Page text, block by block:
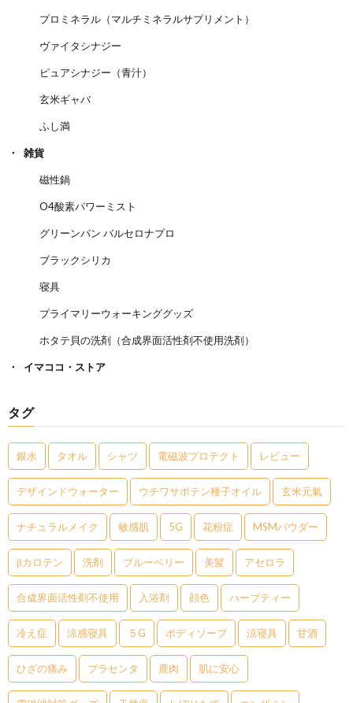
プロミネラル（マルチミネラルサプリメント）
ヴァイタシナジー
ピュアシナジー（青汁）
玄米ギャバ
ふし満
雑貨
磁性鍋
O4酸素パワーミスト
グリーンパン バルセロナプロ
ブラックシリカ
寝具
プライマリーウォーキンググッズ
ホタテ貝の洗剤（合成界面活性剤不使用洗剤）
イマココ・ストア
タグ
銀水 タオル シャツ 電磁波プロテクト レビュー
デザインドウォーター ウチワサボテン種子オイル 玄米元氣
ナチュラルメイク 敏感肌 5G 花粉症 MSMパウダー
βカロテン 洗剤 ブルーベリー 美髪 アセロラ
合成界面活性剤不使用 入浴剤 顔色 ハーブティー
冷え症 涼感寝具 ５G ボディソープ 涼寝具 甘酒
ひざの痛み プラセンタ 鹿肉 肌に安心